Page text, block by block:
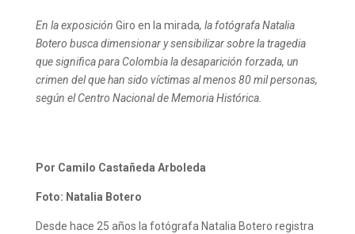
En la exposición Giro en la mirada, la fotógrafa Natalia
Botero busca dimensionar y sensibilizar sobre la tragedia
que significa para Colombia la desaparición forzada, un
crimen del que han sido víctimas al menos 80 mil personas,
según el Centro Nacional de Memoria Histórica.
Por Camilo Castañeda Arboleda
Foto: Natalia Botero
Desde hace 25 años la fotógrafa Natalia Botero registra